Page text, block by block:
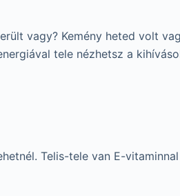
vagy? Kemény heted volt
tele nézhetsz a
Telis-tele van E-